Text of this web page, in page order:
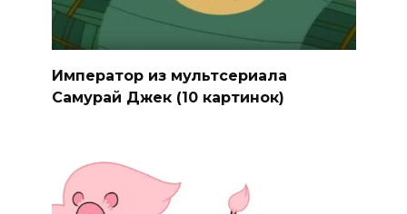
Император из мультсериала
Самурай Джек (10 картинок)